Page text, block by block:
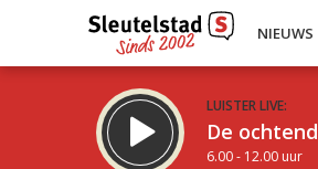
NIEUWS
LUISTER LIVE:
De
6.00 - 12.00 uur